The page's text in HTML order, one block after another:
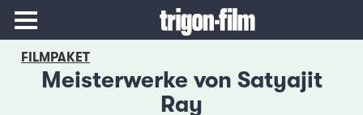
FILMPAKET
Meisterwerke von Satyajit
Ray